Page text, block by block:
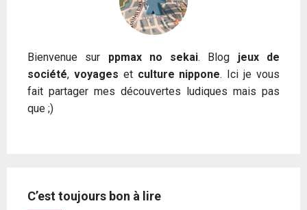
Bienvenue sur ppmax no sekai. Blog jeux de
société, voyages et culture nippone. Ici je vous
fait partager mes découvertes ludiques mais pas
que ;)
C’est toujours bon à lire